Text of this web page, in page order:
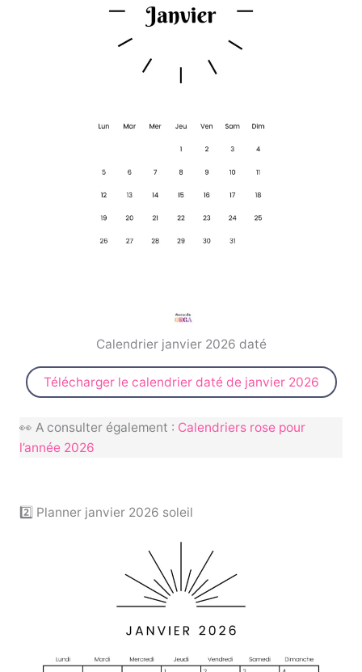
Calendrier janvier 2026 daté
Télécharger le calendrier daté de janvier 2026
👀 A consulter également : Calendriers rose pour
l’année 2026
2️⃣ Planner janvier 2026 soleil